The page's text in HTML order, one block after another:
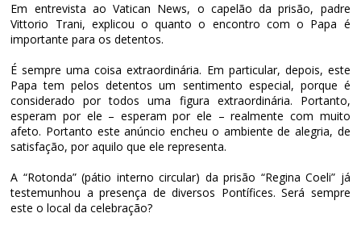
Em entrevista ao Vatican News, o capelão da prisão, padre
Vittorio Trani, explicou o quanto o encontro com o Papa é
importante para os detentos.
É sempre uma coisa extraordinária. Em particular, depois, este
Papa tem pelos detentos um sentimento especial, porque é
considerado por todos uma figura extraordinária. Portanto,
esperam por ele – esperam por ele – realmente com muito
afeto. Portanto este anúncio encheu o ambiente de alegria, de
satisfação, por aquilo que ele representa.
A “Rotonda” (pátio interno circular) da prisão “Regina Coeli” já
testemunhou a presença de diversos Pontífices. Será sempre
este o local da celebração?